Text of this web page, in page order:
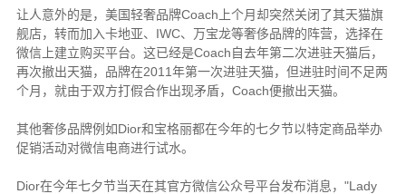
让人意外的是，美国轻奢品牌Coach 上个月却突然关闭了其天猫旗
舰店，转而加入卡地亚、 IWC、万宝龙等奢侈品牌的阵营，选择在
微信上建立购买平台。这已经是Coach 自去年第二次进驻天猫后，
再次撤出天猫，品牌在2011 年第一次进驻天猫，但进驻时间不足两
个月，就由于双方打假合作出现矛盾， Coach便撤出天猫。
其他奢侈品牌例如 Dior和宝格丽都在今年的七夕节以特定商品举办
促销活动对微信电商进行试水。
Dior在今年七夕节当天在其官方微信公众号平台发布消息， "Lady